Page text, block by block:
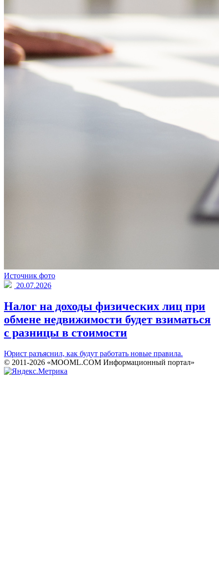
Источник фото
20.07.2026
Налог на доходы физических лиц при
обмене недвижимости будет взиматься
с разницы в стоимости
Юрист разъяснил, как будут работать новые правила.
© 2011-2026 «MOOML.COM Информационный портал»